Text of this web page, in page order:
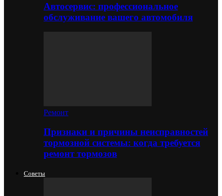
Автосервис: профессиональное
обслуживание вашего автомобиля
Ремонт
Признаки и причины неисправностей
тормозной системы: когда требуется
ремонт тормозов
Советы